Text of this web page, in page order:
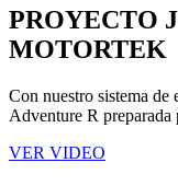
PROYECTO
MOTORTEK ​
Con nuestro sistema
Adventure R
VER VIDEO